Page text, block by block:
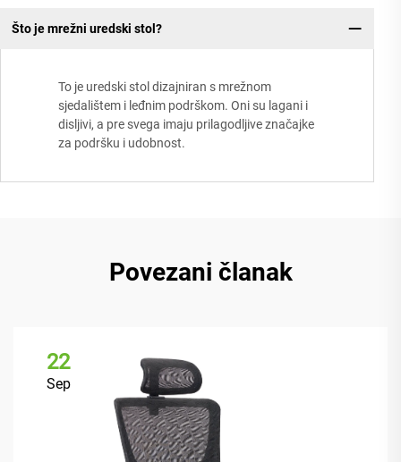
Što je mrežni uredski stol?
To je uredski stol dizajniran s mrežnom
sjedalištem i leđnim podrškom. Oni su lagani i
disljivi, a pre svega imaju prilagodljive značajke
za podršku i udobnost.
Povezani članak
22
Sep